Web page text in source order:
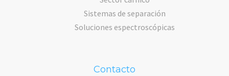
Sistemas de separación
Soluciones espectroscópicas
Contacto